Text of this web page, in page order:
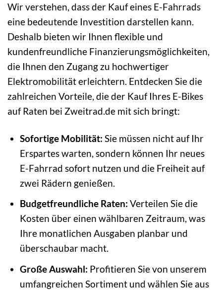
Wir verstehen, dass der Kauf eines E-Fahrrads
eine bedeutende Investition darstellen kann.
Deshalb bieten wir Ihnen flexible und
kundenfreundliche Finanzierungsmöglichkeiten,
die Ihnen den Zugang zu hochwertiger
Elektromobilität erleichtern. Entdecken Sie die
zahlreichen Vorteile, die der Kauf Ihres E-Bikes
auf Raten bei Zweitrad.de mit sich bringt:
Sofortige Mobilität: Sie müssen nicht auf Ihr
Erspartes warten, sondern können Ihr neues
E-Fahrrad sofort nutzen und die Freiheit auf
zwei Rädern genießen.
Budgetfreundliche Raten: Verteilen Sie die
Kosten über einen wählbaren Zeitraum, was
Ihre monatlichen Ausgaben planbar und
überschaubar macht.
Große Auswahl: Profitieren Sie von unserem
umfangreichen Sortiment und wählen Sie aus